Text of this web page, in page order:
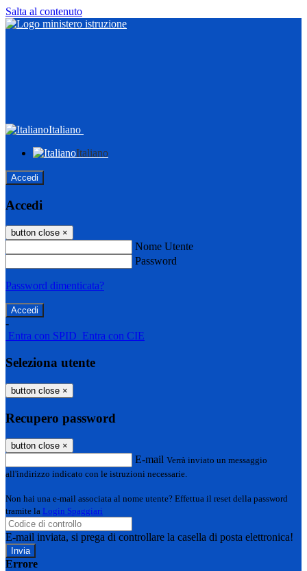
Salta al contenuto
Italiano
Italiano
Accedi
Accedi
button close ×
Nome Utente
Password
Password dimenticata?
-
Entra con SPID Entra con CIE
Seleziona utente
button close ×
Recupero password
button close ×
E-mail Verrà inviato un messaggio
all'indirizzo indicato con le istruzioni necessarie.
Non hai una e-mail associata al nome utente? Effettua il reset della password
tramite la Login Spaggiari
E-mail inviata, si prega di controllare la casella di posta elettronica!
Errore